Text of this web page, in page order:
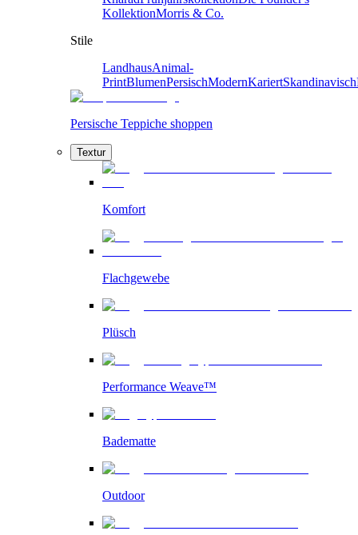
KollektionMorris & Co.
Stile
LandhausAnimal-
PrintBlumenPersischModernKariertSkandinavisch
Persische Teppiche shoppen
Textur
Komfort
Flachgewebe
Plüsch
Performance Weave™
Badematte
Outdoor